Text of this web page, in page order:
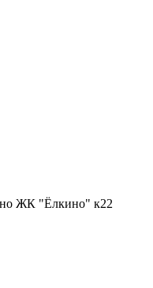
ЖК "Ёлкино" к22